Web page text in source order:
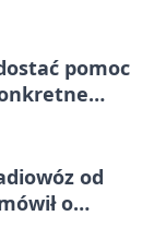
pomoc
od
o